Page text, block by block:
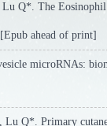
Q*. The
ahead of print]
microRNAs:
Q*. Primary